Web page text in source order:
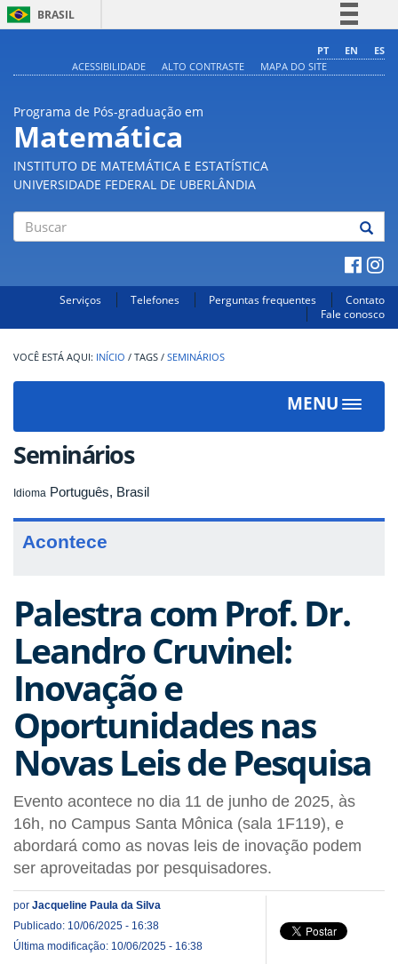
BRASIL
Comunica BR
PT EN
ES
ACESSIBILIDADE
ALTO CONTRASTE MAPA DO SITE
Programa de Pós-graduação em
Matemática
INSTITUTO DE MATEMÁTICA E ESTATÍSTICA
UNIVERSIDADE FEDERAL DE UBERLÂNDIA
Serviços Telefones Perguntas frequentes
Contato
Fale conosco
INÍCIO / TAGS / SEMINÁRIOS
MENU
Toggle
Seminários
Idioma Português, Brasil
Acontece
Palestra com Prof. Dr.
Leandro Cruvinel:
Inovação e
Oportunidades nas
Novas Leis de Pesquisa
Evento acontece no dia 11 de junho de 2025, às
16h, no Campus Santa Mônica (sala 1F119), e
abordará como as novas leis de inovação podem
ser aproveitadas por pesquisadores.
por Jacqueline Paula da Silva
Publicado: 10/06/2025 - 16:38
Última modificação: 10/06/2025 - 16:38